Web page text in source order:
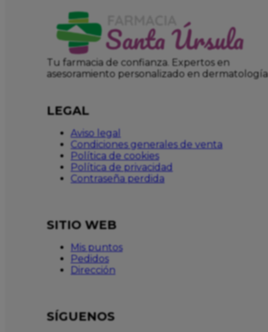
Tu farmacia de confianza. Expertos en
asesoramiento personalizado en dermatología
LEGAL
Aviso legal
Condiciones generales de venta
Política de cookies
Política de privacidad
Contraseña perdida
SITIO WEB
Mis puntos
Pedidos
Dirección
SÍGUENOS